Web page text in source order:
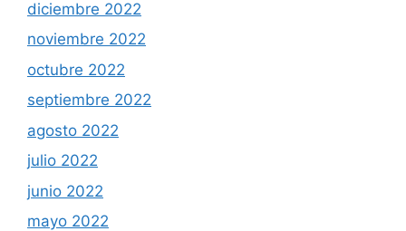
diciembre 2022
noviembre 2022
octubre 2022
septiembre 2022
agosto 2022
julio 2022
junio 2022
mayo 2022